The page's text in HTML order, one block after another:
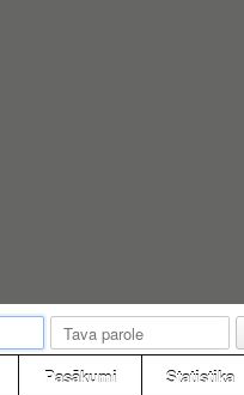
Pasākumi Statistika